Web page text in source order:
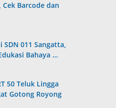
Cek Barcode dan
SDN 011 Sangatta,
Bahaya …
50 Teluk Lingga
Gotong Royong